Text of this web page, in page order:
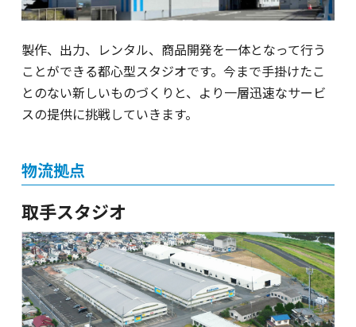
製作、出力、レンタル、商品開発を一体となって行う
ことができる都心型スタジオです。今まで手掛けたこ
とのない新しいものづくりと、より一層迅速なサービ
スの提供に挑戦していきます。
物流拠点
取手スタジオ